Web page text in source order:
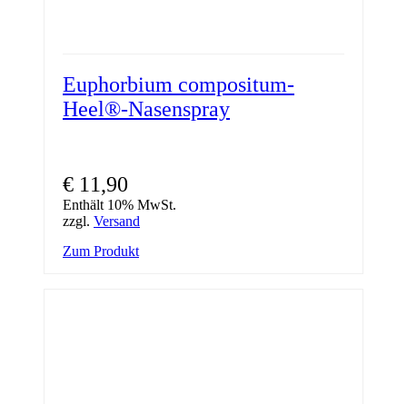
Euphorbium compositum-
Heel®-Nasenspray
€ 11,90
Enthält 10% MwSt.
zzgl. Versand
Zum Produkt